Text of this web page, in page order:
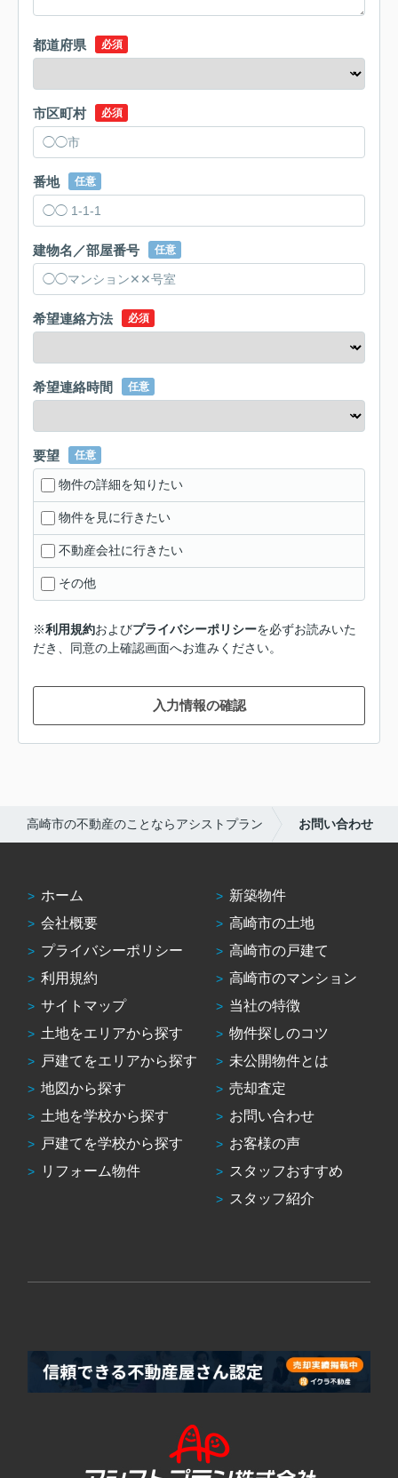
都道府県 必須
市区町村 必須
番地 任意
建物名／部屋番号 任意
希望連絡方法 必須
希望連絡時間 任意
要望 任意
物件の詳細を知りたい
物件を見に行きたい
不動産会社に行きたい
その他
※利用規約およびプライバシーポリシーを必ずお読みいた
だき、同意の上確認画面へお進みください。
入力情報の確認
高崎市の不動産のことならアシストプラン お問い合わせ
ホーム
会社概要
プライバシーポリシー
利用規約
サイトマップ
土地をエリアから探す
戸建てをエリアから探す
地図から探す
土地を学校から探す
戸建てを学校から探す
リフォーム物件
新築物件
高崎市の土地
高崎市の戸建て
高崎市のマンション
当社の特徴
物件探しのコツ
未公開物件とは
売却査定
お問い合わせ
お客様の声
スタッフおすすめ
スタッフ紹介